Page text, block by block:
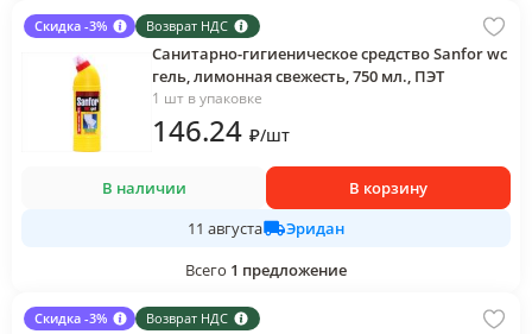
Скидка -3% Возврат НДС
Санитарно-гигиеническое средство Sanfor wc
гель, лимонная свежесть, 750 мл., ПЭТ
1 шт в упаковке
146.24 ₽/шт
В наличии
В корзину
11 августа
Эридан
Всего 1 предложение
Скидка -3% Возврат НДС